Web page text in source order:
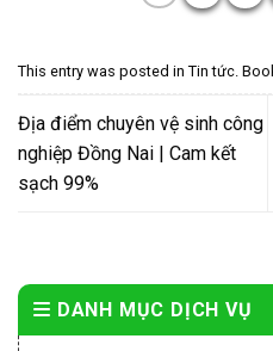
This entry was posted in Tin tức.
Địa điểm chuyên vệ sinh công
nghiệp Đồng Nai | Cam kết
sạch 99%
DANH MỤC DỊCH VỤ